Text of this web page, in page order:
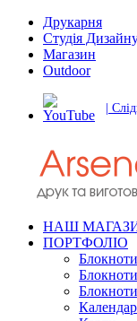
Друкарня
Студія
Магазин
Outdoor
|
НАШ
ПОРТФОЛІО